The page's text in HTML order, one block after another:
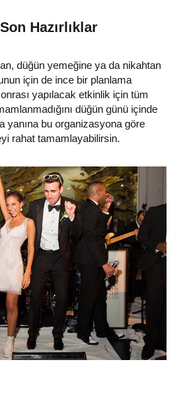
Hazırlıklar
düğün yemeğine ya da nikahtan
için de ince bir planlama
yapılacak etkinlik için tüm
düğün günü içinde
yanına bu organizasyona göre
rahat tamamlayabilirsin.